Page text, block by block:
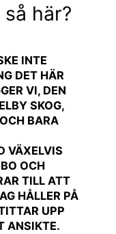
här?
INTE
DET HÄR
VI, DEN
SKOG,
BARA
VÄXELVIS
OCH
TILL ATT
HÅLLER PÅ
UPP
ANSIKTE.